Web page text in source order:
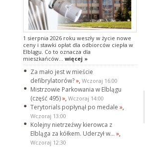
1 sierpnia 2026 roku weszły w życie nowe
ceny i stawki opłat dla odbiorców ciepła w
Elblągu. Co to oznacza dla
mieszkańców... więcej »
Za mało jest w mieście
defibrylatorów?», Wczoraj 16:00
Mistrzowie Parkowania w Elblągu
(część 495)», Wczoraj 14:00
Terytorials popłynął po medale »,
Wczoraj 13:00
Kolejny nietrzeźwy kierowca z
Elbląga za kółkem. Uderzył w... »,
Wczoraj 12:30